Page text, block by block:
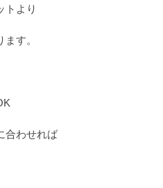
トより
す。
合わせれば